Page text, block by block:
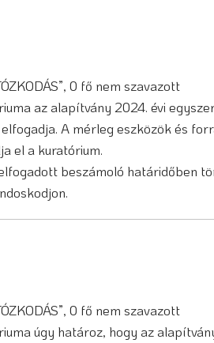
0 fő nem szavazott
az alapítvány 2024. évi
A mérleg eszközök és
el a kuratórium.
beszámoló határidőben
0 fő nem szavazott
úgy határoz, hogy az